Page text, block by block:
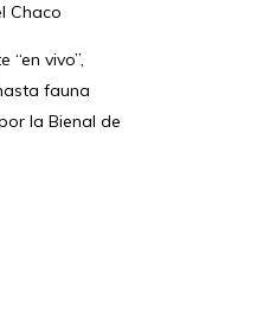
Chaco
“en vivo”,
fauna
la Bienal de